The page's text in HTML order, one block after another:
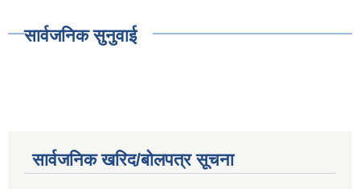
सार्वजनिक सुनुवाई
सार्वजनिक खरिद/बोलपत्र सूचना